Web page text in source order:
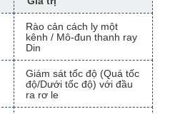
Rào cản cách ly một
kênh / Mô-đun thanh ray
Din
Giám sát tốc độ (Quá tốc
độ/Dưới tốc độ) với đầu
ra rơ le